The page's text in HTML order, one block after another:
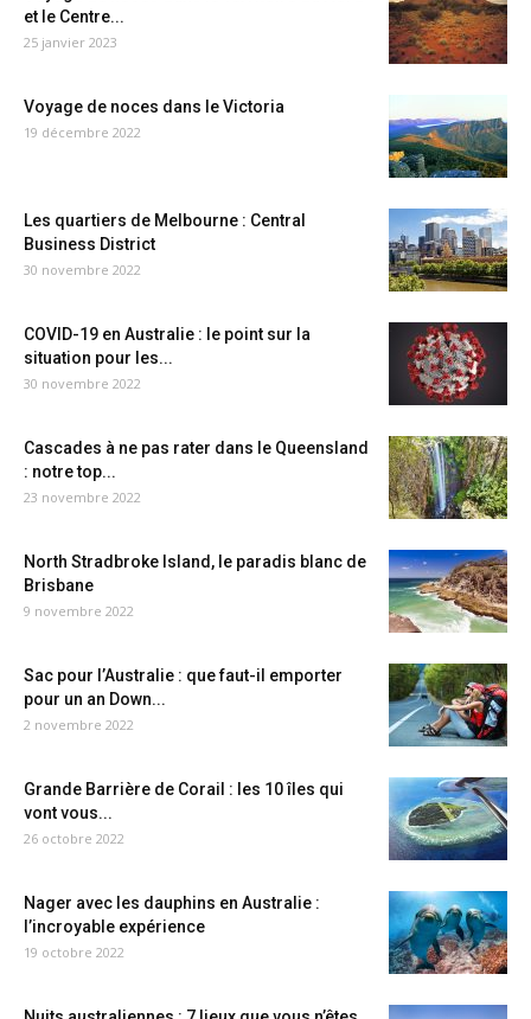
et le Centre...
25 janvier 2023
Voyage de noces dans le Victoria
19 décembre 2022
Les quartiers de Melbourne : Central
Business District
30 novembre 2022
COVID-19 en Australie : le point sur la
situation pour les...
30 novembre 2022
Cascades à ne pas rater dans le Queensland
: notre top...
23 novembre 2022
North Stradbroke Island, le paradis blanc de
Brisbane
9 novembre 2022
Sac pour l’Australie : que faut-il emporter
pour un an Down...
2 novembre 2022
Grande Barrière de Corail : les 10 îles qui
vont vous...
26 octobre 2022
Nager avec les dauphins en Australie :
l’incroyable expérience
19 octobre 2022